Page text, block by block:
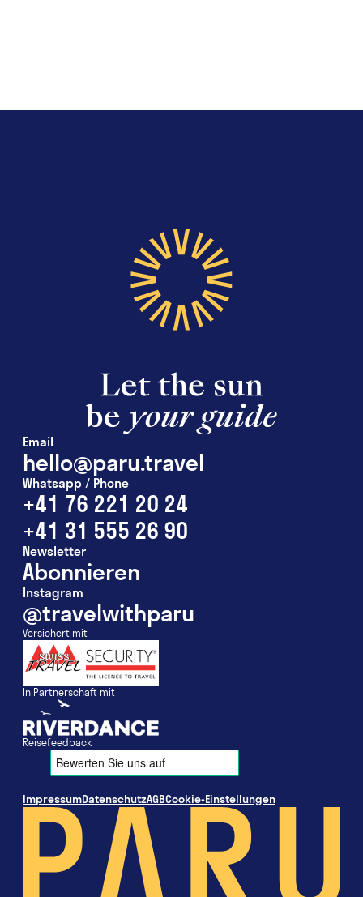
Email
hello@paru.travel
Whatsapp / Phone
+41 76 221 20 24
+41 31 555 26 90
Newsletter
Abonnieren
Instagram
@travelwithparu
Versichert mit
In Partnerschaft mit
Reisefeedback
ImpressumDatenschutzAGBCookie-Einstellungen